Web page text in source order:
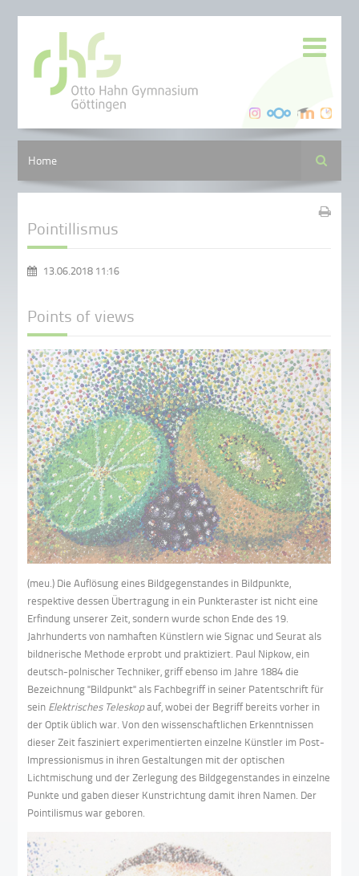
Home Suche
Pointillismus
13.06.2018 11:16
Points of views
(meu.) Die Auflösung eines Bildgegenstandes in Bildpunkte,
respektive dessen Übertragung in ein Punkteraster ist nicht eine
Erfindung unserer Zeit, sondern wurde schon Ende des 19.
Jahrhunderts von namhaften Künstlern wie Signac und Seurat als
bildnerische Methode erprobt und praktiziert. Paul Nipkow, ein
deutsch-polnischer Techniker, griff ebenso im Jahre 1884 die
Bezeichnung "Bildpunkt" als Fachbegriff in seiner Patentschrift für
sein Elektrisches Teleskopauf, wobei der Begriff bereits vorher in
der Optik üblich war. Von den wissenschaftlichen Erkenntnissen
dieser Zeit fasziniert experimentierten einzelne Künstler im Post-
Impressionismus in ihren Gestaltungen mit der optischen
Lichtmischung und der Zerlegung des Bildgegenstandes in einzelne
Punkte und gaben dieser Kunstrichtung damit ihren Namen. Der
Pointilismus war geboren.